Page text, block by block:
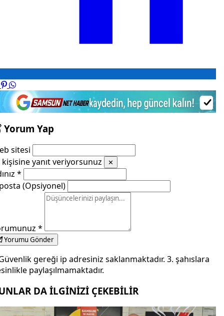
Yorum Yap
sitesi
kişisine yanıt veriyorsunuz
✕
*
(Opsiyonel)
*
Yorumu Gönder
gereği ip adresiniz saklanmaktadır. 3. şahıslara
paylaşılmamaktadır.
DA İLGİNİZİ ÇEKEBİLİR